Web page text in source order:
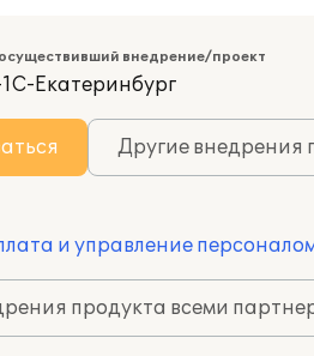
внедрение/проект
Екатеринбург
Другие внедрения
и управление
продукта всеми